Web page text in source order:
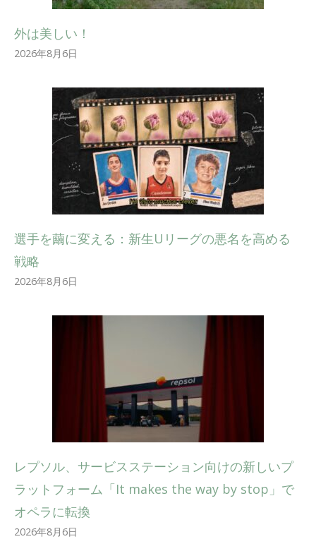
外は美しい！
2026年8月6日
選手を繭に変える：新生Uリーグの悪名を高める
戦略
2026年8月6日
レプソル、サービスステーション向けの新しいプ
ラットフォーム「It makes the way by stop」で
オペラに転換
2026年8月6日